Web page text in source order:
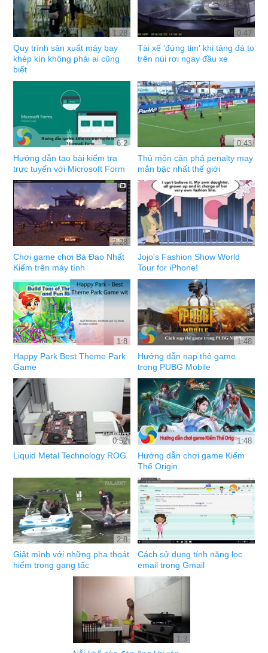
1:28
Quy trình sản xuất máy bay
khép kín không phải ai cũng
biết
0:47
Tài xế 'đứng tim' khi tảng đá to
trên núi rơi ngay đầu xe
6:2
Hướng dẫn tạo bài kiểm tra
trực tuyến với Microsoft Form
0:43
Thủ môn cản phá penalty may
mắn bậc nhất thế giới
2:28
Chơi game chơi Bá Đao Nhất
Kiếm trên máy tính
Jojo's Fashion Show World
Tour for iPhone!
1:8
Happy Park Best Theme Park
Game
1:48
Hướng dẫn nạp thẻ game
trong PUBG Mobile
0:52
Liquid Metal Technology ROG
1:48
Hướng dẫn chơi game Kiếm
Thế Origin
2:8
Giật mình với những pha thoát
hiểm trong gang tấc
Cách sử dụng tính năng lọc
email trong Gmail
1:3